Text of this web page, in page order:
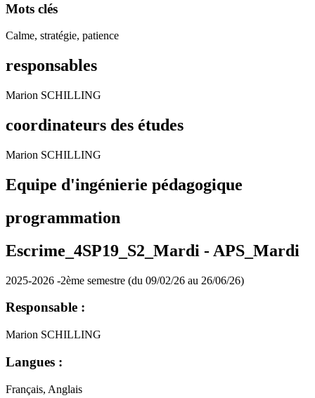
Mots clés
Calme, stratégie, patience
responsables
Marion SCHILLING
coordinateurs des études
Marion SCHILLING
Equipe d'ingénierie pédagogique
programmation
Escrime_4SP19_S2_Mardi - APS_Mardi
2025-2026 -2ème semestre (du 09/02/26 au 26/06/26)
Responsable :
Marion SCHILLING
Langues :
Français, Anglais